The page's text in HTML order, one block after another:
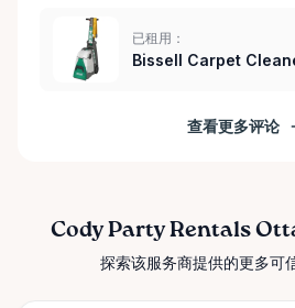
已租用：
Bissell Carpet
查看更多评论
Cody Party Rentals
探索该服务商提供的更多可